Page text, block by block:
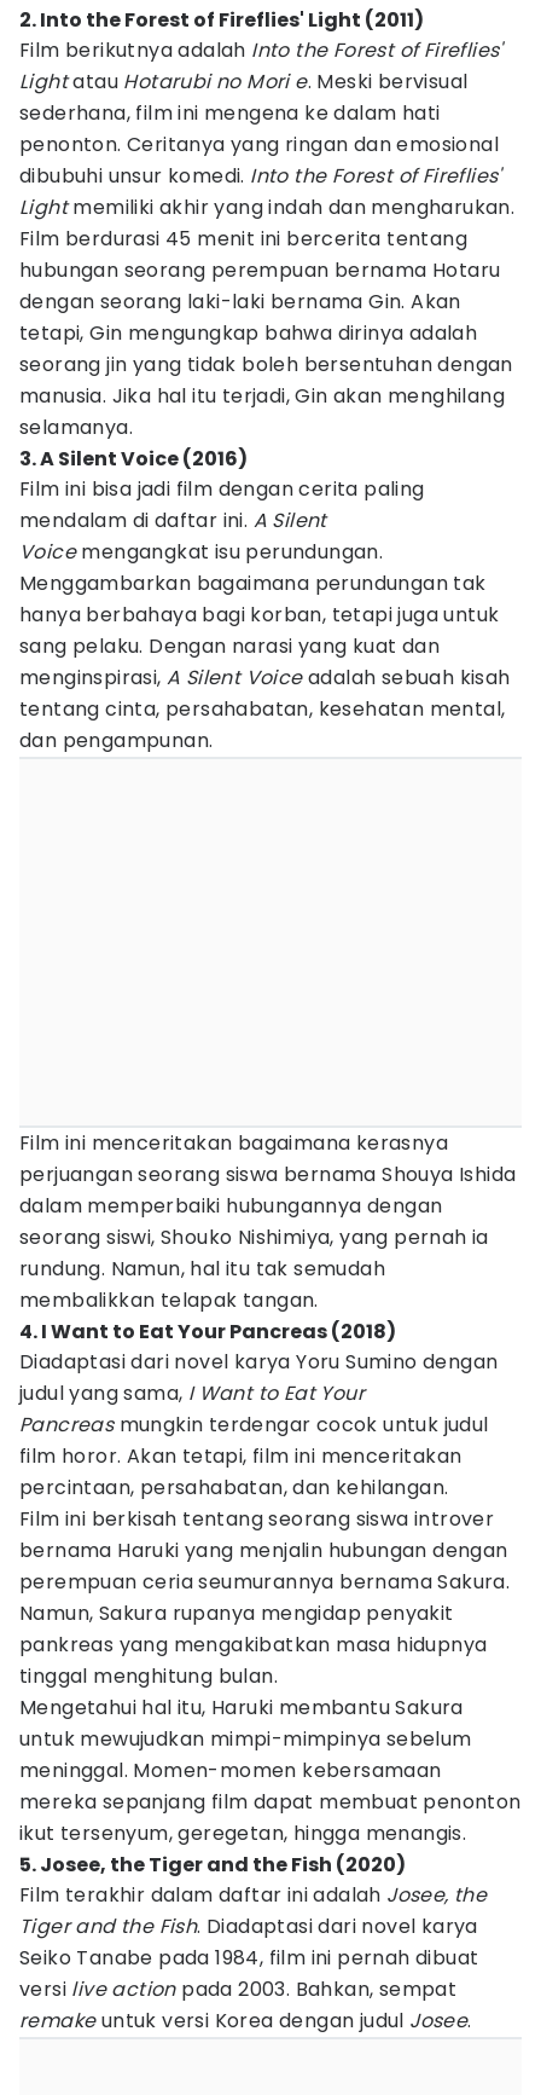
2. Into the Forest of Fireflies' Light (2011)
Film berikutnya adalah Into the Forest of Fireflies'
Lightatau Hotarubi no Mori e. Meski bervisual
sederhana, film ini mengena ke dalam hati
penonton. Ceritanya yang ringan dan emosional
dibubuhi unsur komedi. Into the Forest of Fireflies'
Lightmemiliki akhiryang indah dan mengharukan.
Film berdurasi 45 menit ini bercerita tentang
hubungan seorang perempuan bernama Hotaru
dengan seorang laki-laki bernama Gin. Akan
tetapi, Gin mengungkap bahwa dirinya adalah
seorang jin yang tidak boleh bersentuhan dengan
manusia. Jika hal itu terjadi, Gin akan menghilang
selamanya.
3. A Silent Voice (2016)
Film ini bisa jadi film dengan cerita paling
mendalam di daftar ini. A Silent
Voicemengangkat isu perundungan.
Menggambarkan bagaimana perundungan tak
hanya berbahaya bagi korban, tetapi juga untuk
sang pelaku. Dengan narasi yang kuat dan
menginspirasi,A Silent Voiceadalah sebuah kisah
tentang cinta, persahabatan, kesehatan mental,
dan pengampunan.
Film ini menceritakan bagaimana kerasnya
perjuangan seorang siswa bernama Shouya Ishida
dalam memperbaiki hubungannya dengan
seorang siswi, Shouko Nishimiya, yang pernah ia
rundung. Namun, hal itu tak semudah
membalikkan telapak tangan.
4. I Want to Eat Your Pancreas (2018)
Diadaptasi dari novel karya Yoru Sumino dengan
judul yang sama, I Want to Eat Your
Pancreas mungkin terdengar cocok untuk judul
film horor. Akan tetapi, film ini menceritakan
percintaan, persahabatan, dan kehilangan.
Film ini berkisah tentang seorang siswa introver
bernama Haruki yang menjalin hubungan dengan
perempuan ceria seumurannya bernama Sakura.
Namun, Sakura rupanya mengidap penyakit
pankreas yang mengakibatkan masa hidupnya
tinggal menghitung bulan.
Mengetahui hal itu, Haruki membantu Sakura
untuk mewujudkan mimpi-mimpinya sebelum
meninggal. Momen-momen kebersamaan
mereka sepanjang film dapat membuat penonton
ikut tersenyum, geregetan, hingga menangis.
5. Josee, the Tiger and the Fish (2020)
Film terakhir dalam daftar ini adalah Josee, the
Tiger and the Fish. Diadaptasi dari novel karya
Seiko Tanabe pada 1984, film ini pernah dibuat
versi live action pada 2003. Bahkan, sempat
remakeuntuk versi Korea dengan judul Josee.